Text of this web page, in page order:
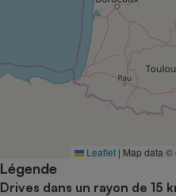
Leaflet | Map data ©
Légende
Drives dans un rayon de 15